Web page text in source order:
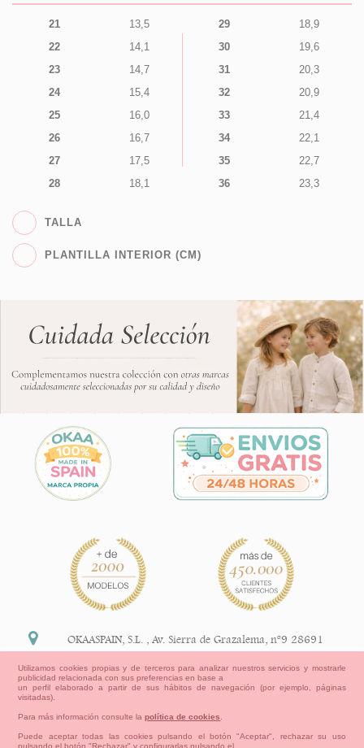
21
13,5
22
14,1
23
14,7
24
15,4
25
16,0
26
16,7
27
17,5
28
18,1
29
18,9
30
19,6
31
20,3
32
20,9
33
21,4
34
22,1
35
22,7
36
23,3
TALLA
PLANTILLA INTERIOR (CM)
OKAASPAIN, S.L. ,Av. Sierra de Grazalema, nº9 28691
+34 91 113 89 09
Utilizamos cookies propias y de terceros para analizar nuestros servicios y mostrarle
publicidad relacionada con sus preferencias en base a
un perfil elaborado a partir de sus hábitos de navegación (por ejemplo, páginas
visitadas).
Para más información consulte lapolítica de cookies
Puede aceptar todas las cookies pulsando el botón "Aceptar", rechazar su uso
pulsando el botón "Rechazar" y configurarlas pulsando el